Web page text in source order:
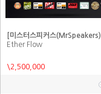
[미스터스피커스(MrSpeakers)]
Ether Flow
\2,500,000